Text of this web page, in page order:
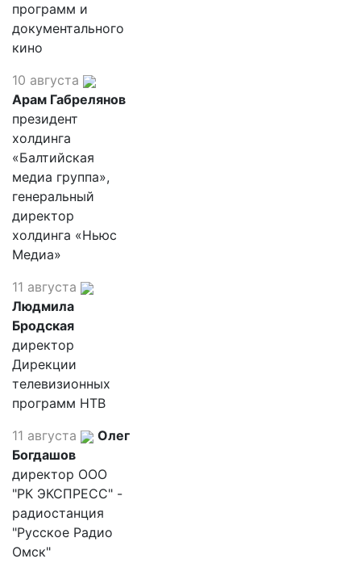
программ и
документального
кино
10 августа
Арам Габрелянов
президент
холдинга
«Балтийская
медиа группа»,
генеральный
директор
холдинга «Ньюс
Медиа»
11 августа
Людмила
Бродская
директор
Дирекции
телевизионных
программ НТВ
11 августа
Олег
Богдашов
директор ООО
"РК ЭКСПРЕСС" -
радиостанция
"Русское Радио
Омск"